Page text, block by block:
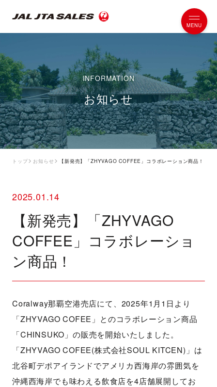
お知らせ
トップ お知らせ 【新発売】「ZHYVAGO COFFEE」コラボレーション商品！
2025.01.14
【新発売】「ZHYVAGO
COFFEE」コラボレーショ
ン商品！
Coralway那覇空港売店にて、2025年1月1日より
「ZHYVAGO COFEE」とのコラボレーション商品
「CHINSUKO」の販売を開始いたしました。
「ZHYVAGO COFEE(株式会社SOUL KITCEN)」は
北谷町デポアイランドでアメリカ西海岸の雰囲気を
沖縄西海岸でも味わえる飲食店を4店舗展開してお